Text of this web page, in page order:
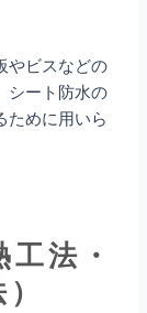
やビスなどの
シート防水の
ために用いら
法・